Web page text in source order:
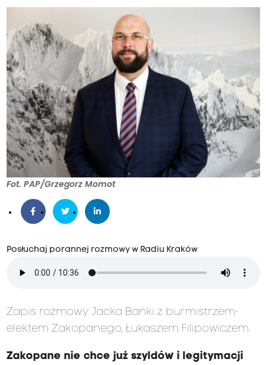
Fot. PAP/Grzegorz Momot
Posłuchaj porannej rozmowy w Radiu Kraków
Zapis rozmowy Jacka Bańki z burmistrzem-
elektem Zakopanego, Łukaszem Filipowiczem.
Zakopane nie chce już szyldów i legitymacji